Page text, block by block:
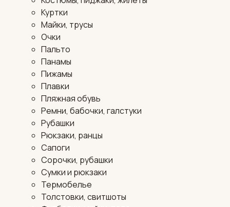
Куртки
Майки, трусы
Очки
Пальто
Панамы
Пижамы
Плавки
Пляжная обувь
Ремни, бабочки, галстуки
Рубашки
Рюкзаки, ранцы
Сапоги
Сорочки, рубашки
Сумки и рюкзаки
Термобелье
Толстовки, свитшоты